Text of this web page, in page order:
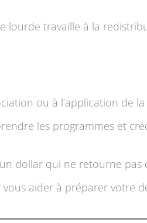
lourde travaille à la
ou à l’application de
les programmes et
dollar qui ne retourne pas
aider à préparer votre